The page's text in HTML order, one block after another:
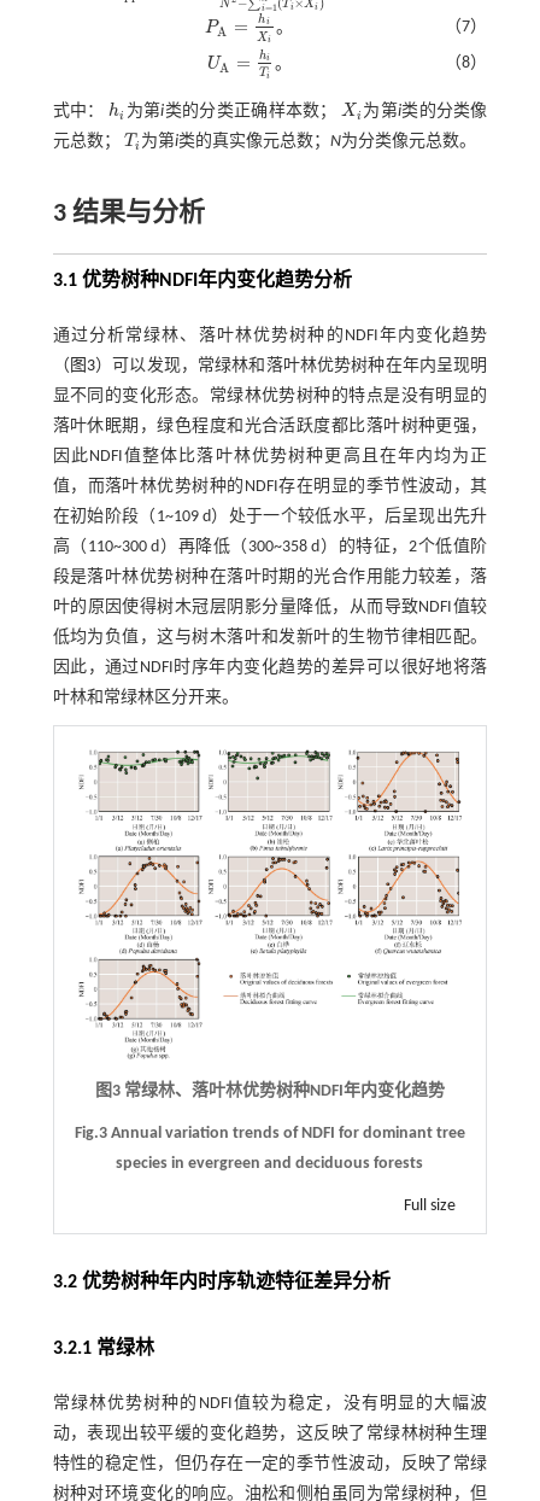
N ∑i=1 T i Xi
PA = hi
Xi
PA= hiX 。 （7）
UA = hi
Ti
UA= hiT i 。 （8）
式中： hi
hi 为第i类的分类正确样本数； Xi
Xi 为第i类的分类像
元总数；
T i
Ti 为第i类的真实像元总数；N为分类像元总数。
3 结果与分析
3.1 优势树种NDFI年内变化趋势分析
通过分析常绿林、落叶林优势树种的NDFI年内变化趋势
（ 图3）可以发现，常绿林和落叶林优势树种在年内呈现明
显不同的变化形态。常绿林优势树种的特点是没有明显的
落叶休眠期，绿色程度和光合活跃度都比落叶树种更强，
因此NDFI值整体比落叶林优势树种更高且在年内均为正
值，而落叶林优势树种的NDFI存在明显的季节性波动，其
在初始阶段（1~109 d）处于一个较低水平，后呈现出先升
高（110~300 d）再降低（300~358 d）的特征，2个低值阶
段是落叶林优势树种在落叶时期的光合作用能力较差，落
叶的原因使得树木冠层阴影分量降低，从而导致NDFI值较
低均为负值，这与树木落叶和发新叶的生物节律相匹配。
因此，通过NDFI时序年内变化趋势的差异可以很好地将落
叶林和常绿林区分开来。
图3 常绿林、落叶林优势树种NDFI年内变化趋势
Fig.3 Annual variation trends of NDFI for dominant tree
species in evergreen and deciduous forests
Full size
3.2 优势树种年内时序轨迹特征差异分析
3.2.1 常绿林
常绿林优势树种的NDFI值较为稳定，没有明显的大幅波
动，表现出较平缓的变化趋势，这反映了常绿林树种生理
特性的稳定性，但仍存在一定的季节性波动，反映了常绿
树种对环境变化的响应。油松和侧柏虽同为常绿树种，但